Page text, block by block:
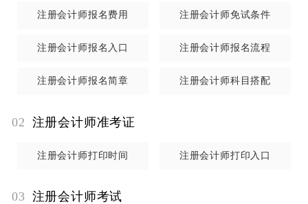
组织领导，分为专业阶段考试和综合阶段考试，考生
否具备注册会计师执业所需要的专业知识、是否掌握基
计、税法、经济法、公司战略与风险管理、财务成本管
注册会计师报名费用 注册会计师免试条件
注册会计师报名入口 注册会计师报名流程
注册会计师报名简章 注册会计师科目搭配
02 注册会计师准考证
注册会计师打印时间 注册会计师打印入口
03 注册会计师考试